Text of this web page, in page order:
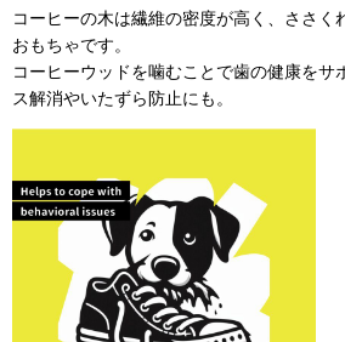
コーヒーの木は繊維の密度が高く、ささく
おもちゃです。
コーヒーウッドを噛むことで歯の健康をサ
ス解消やいたずら防止にも。